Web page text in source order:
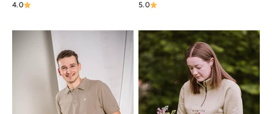
4.0 5.0